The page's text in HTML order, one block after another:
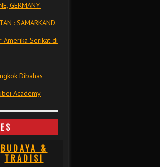
GERMANY.
: SAMARKAND.
Amerika Serikat di
Dibahas
Academy
BUDAYA &
TRADISI